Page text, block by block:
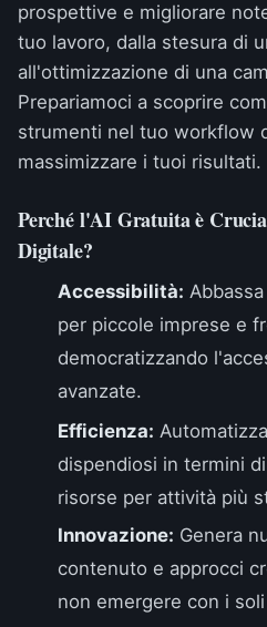
prospettive e migliorare
tuo lavoro, dalla stesura di
all'ottimizzazione di una
Prepariamoci a scoprire
strumenti nel tuo workflow
massimizzare i tuoi risultati.
Perché l'AI Gratuita è
Digitale?
Accessibilità:
per piccole imprese e
democratizzando
avanzate.
Efficienza:
dispendiosi in termini
risorse per attività più
Innovazione: Genera
contenuto e approcci
non emergere con i